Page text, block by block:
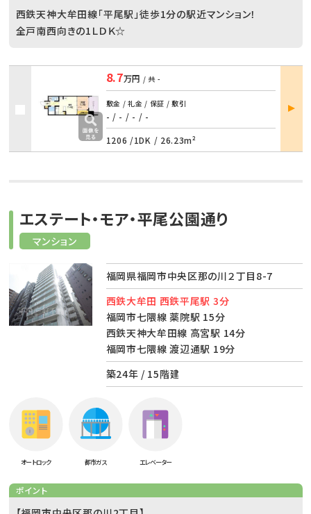
西鉄天神大牟田線「平尾駅」徒歩1分の駅近マンション！
全戸南西向きの1ＬＤＫ☆
8.7万円 / 共 -
敷金 / 礼金 / 保証 / 敷引
- / - / - / -
1206 /1DK / 26.23m²
部屋
詳細
マンション
エステート・モア・平尾公園通り
福岡県福岡市中央区那の川２丁目8-7
西鉄大牟田 西鉄平尾駅 3分
福岡市七隈線 薬院駅 15分
西鉄天神大牟田線 高宮駅 14分
福岡市七隈線 渡辺通駅 19分
築24年 / 15階建
オートロック 都市ガス エレベーター
ポイント